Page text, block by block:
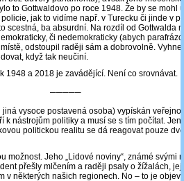
to Gottwaldovo po roce 1948. Že by se mohl
jak to vidíme např. v Turecku či jinde v
scestná, ba absurdní. Na rozdíl od Gottwalda
či nedemokraticky (abych
odstoupil raději sám a dobrovolně.
když tak neučiní.
1948 a 2018 je zavádějící. Není co srovnávat.
─────
vysoce postavená osoba) vypískán
k nástrojům politiky a musí se s tím počítat.
politickou realitu se dá reagovat pouze
možnost. Jeho „Lidové noviny“, známé svými
přešly mlčením a raději psaly o žížalách,
v některých našich regionech. No – to je objev